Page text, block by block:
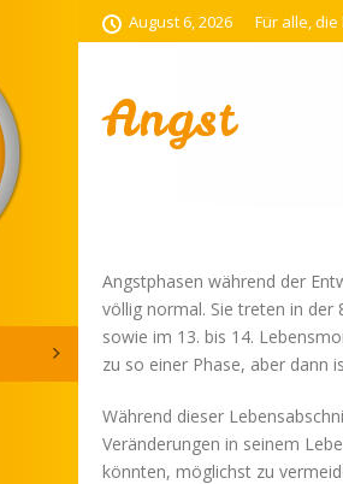
August 6, 2026 Für alle,
Angst
Angstphasen während der
völlig normal. Sie treten in der
sowie im 13. bis 14.
zu so einer Phase, aber dann
Während dieser
Veränderungen in seinem
könnten, möglichst zu